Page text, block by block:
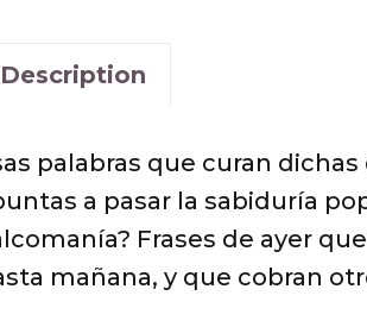
Description
palabras que curan
a pasar la sabiduría
Frases de ayer
mañana, y que cobran